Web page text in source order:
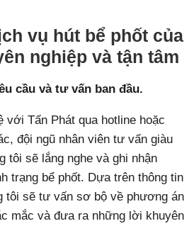
vụ hút bể phốt của
nghiệp và tận tâm
cầu và tư vấn ban đầu.
với Tấn Phát qua hotline hoặc
đội ngũ nhân viên tư vấn giàu
tôi sẽ lắng nghe và ghi nhận
trạng bể phốt. Dựa trên thông tin
tôi sẽ tư vấn sơ bộ về phương án
mắc và đưa ra những lời khuyên